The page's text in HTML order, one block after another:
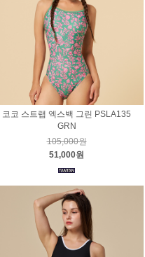
코코 스트랩 엑스백 그린 PSLA135
GRN
105,000원
51,000원